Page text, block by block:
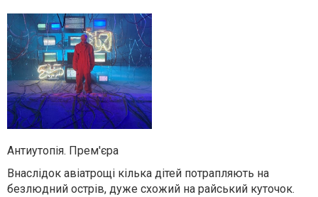
Антиутопія. Прем'єра
Внаслідок авіатрощі кілька дітей потрапляють на
безлюдний острів, дуже схожий на райський куточок.